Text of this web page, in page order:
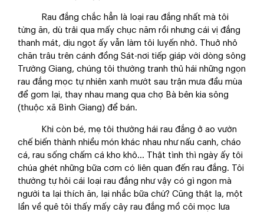
​ Rau đắng chắc hẳn là loại rau đắng nhất mà tôi
từng ăn, dù trải qua mấy chục năm rồi nhưng cái vị đắng
thanh mát, dịu ngọt ấy vẫn làm tôi luyến nhớ. Thuở nhỏ
chăn trâu trên cánh đồng Sát-nơi tiếp giáp với dòng sông
Trường Giang, chúng tôi thường tranh thủ hái những ngọn
rau đắng mọc tự nhiên xanh mướt sau trận mưa đầu mùa
để gom lại, thay nhau mang qua chợ Bà bên kia sông
(thuộc xã Bình Giang) để bán.
​ Khi còn bé, mẹ tôi thường hái rau đắng ở ao vườn
chế biến thành nhiều món khác nhau như nấu canh, cháo
cá, rau sống chấm cá kho khô… Thật tình thì ngày ấy tôi
chúa ghét những bữa cơm có liên quan đến rau đắng. Tôi
thường tự hỏi cái loại rau đắng như vậy có gì ngon mà
người ta lại thích ăn, lại nhắc bữa chứ? Cũng thật lạ, một
lần về quê tôi thấy mấy cây rau đắng mồ côi mọc lưa